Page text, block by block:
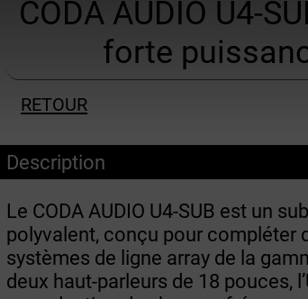
CODA AUDIO U4-
forte
RETOUR
Description
Le CODA AUDIO U4-SUB est un
polyvalent, conçu pour compléter
systèmes de ligne array de la
deux haut-parleurs de 18 pouces,